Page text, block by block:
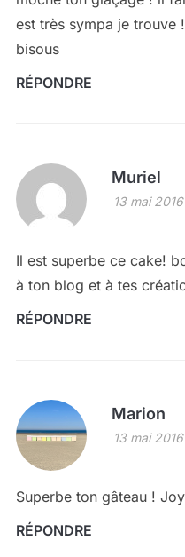
est très sympa je trouve
bisous
RÉPONDRE
Muriel
13 mai
Il est superbe ce cake!
à ton blog et à tes
RÉPONDRE
Marion
13 mai
Superbe ton gâteau !
RÉPONDRE